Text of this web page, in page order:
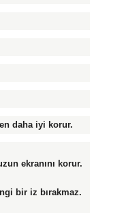
daha iyi korur.
ekranını korur.
bir iz bırakmaz.